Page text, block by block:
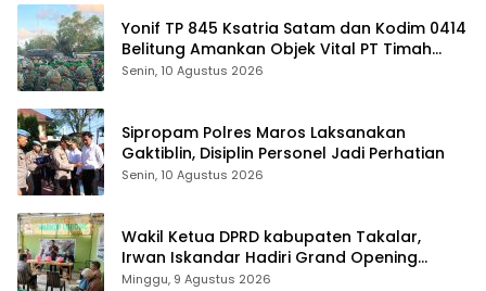
Yonif TP 845 Ksatria Satam dan Kodim 0414
Belitung Amankan Objek Vital PT Timah
Saat Aksi Penambang
Senin, 10 Agustus 2026
Sipropam Polres Maros Laksanakan
Gaktiblin, Disiplin Personel Jadi Perhatian
Senin, 10 Agustus 2026
Wakil Ketua DPRD kabupaten Takalar,
Irwan Iskandar Hadiri Grand Opening
Rumah sehat Pertama di Takalar, Melayani
Minggu, 9 Agustus 2026